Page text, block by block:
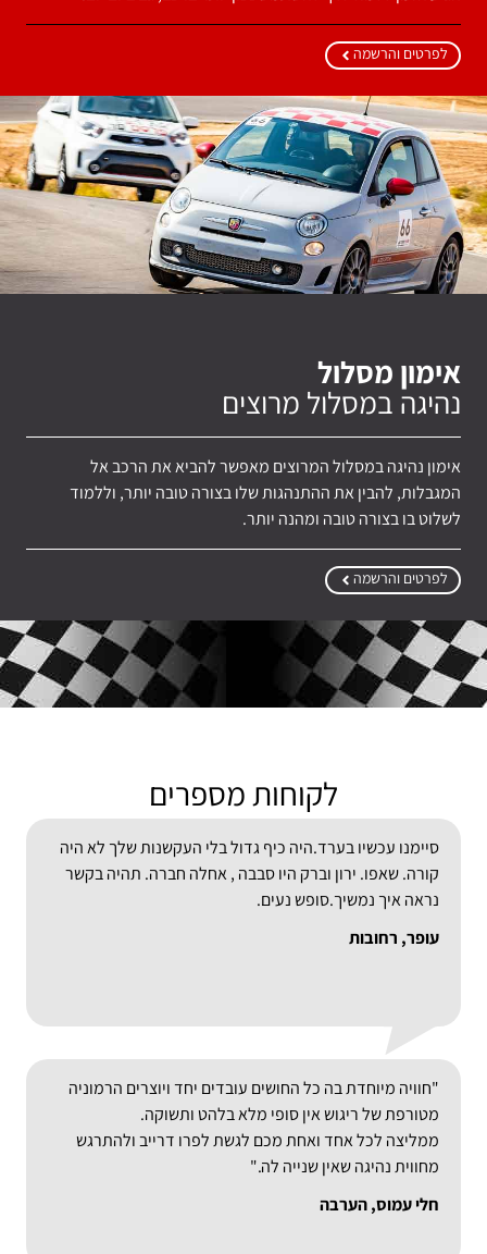
לפרטים והרשמה
אימון מסלול
נהיגה במסלול מרוצים
אימון נהיגה במסלול המרוצים מאפשר להביא את הרכב אל
המגבלות, להבין את ההתנהגות שלו בצורה טובה יותר, וללמוד
לשלוט בו בצורה טובה ומהנה יותר.
לפרטים והרשמה
לקוחות מספרים
סיימנו עכשיו בערד.היה כיף גדול בלי העקשנות שלך לא היה
קורה. שאפו. ירון וברק היו סבבה , אחלה חברה. תהיה בקשר
נראה איך נמשיך.סופש נעים.
עופר, רחובות
"חוויה מיוחדת בה כל החושים עובדים יחד ויוצרים הרמוניה
מטורפת של ריגוש אין סופי מלא בלהט ותשוקה.
ממליצה לכל אחד ואחת מכם לגשת לפרו דרייב ולהתרגש
מחווית נהיגה שאין שנייה לה."
חלי עמוס, הערבה